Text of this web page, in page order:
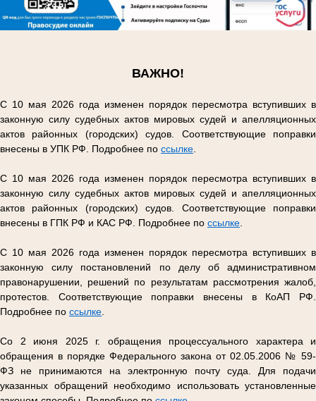
ВАЖНО!
С 10 мая 2026 года изменен порядок пересмотра вступивших в
законную силу судебных актов мировых судей и апелляционных
актов районных (городских) судов. Соответствующие поправки
внесены в УПК РФ. Подробнее по ссылке
С 10 мая 2026 года изменен порядок пересмотра вступивших в
законную силу судебных актов мировых судей и апелляционных
актов районных (городских) судов. Соответствующие поправки
внесены в ГПК РФ и КАС РФ. Подробнее по ссылке
С 10 мая 2026 года изменен порядок пересмотра вступивших в
законную силу постановлений по делу об административном
правонарушении, решений по результатам рассмотрения жалоб,
протестов. Соответствующие поправки внесены в КоАП РФ.
Подробнее по ссылке
Со 2 июня 2025 г. обращения процессуального характера и
обращения в порядке Федерального закона от 02.05.2006 № 59-
ФЗ не принимаются на электронную почту суда. Для подачи
указанных обращений необходимо использовать установленные